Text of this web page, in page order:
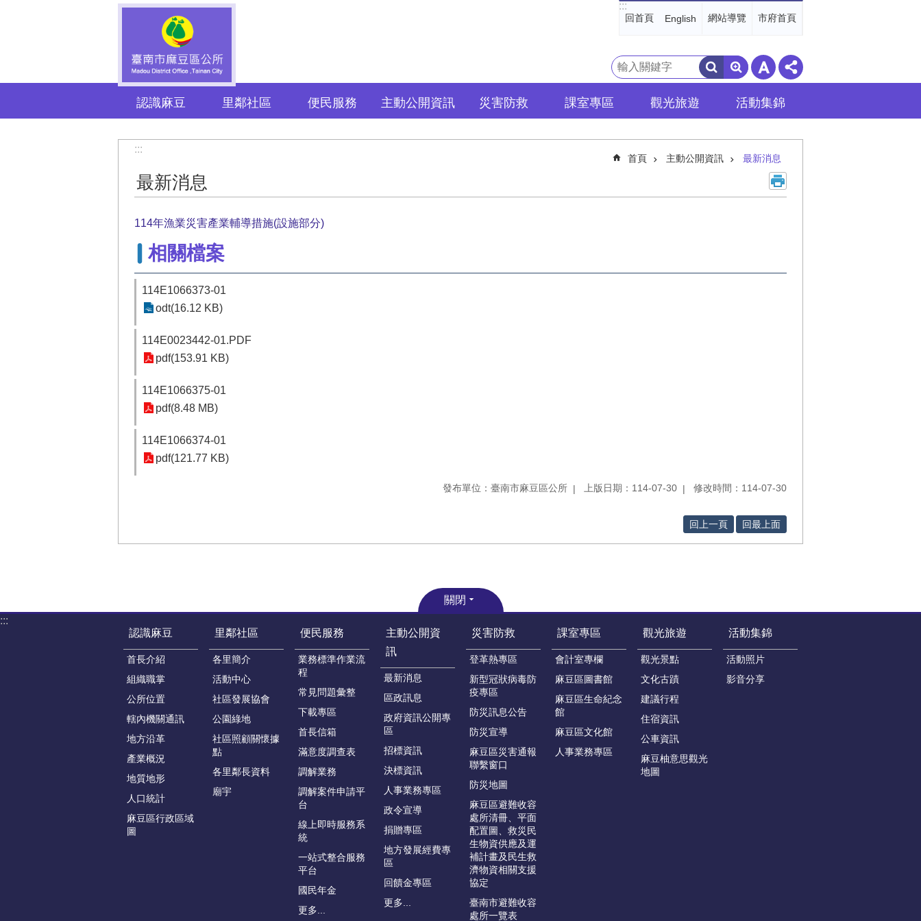
:::
回首頁 English 網站導覽 市府首頁
搜
尋
認識麻豆 里鄰社區 便民服務 主動公開資訊 災害防救 課室專區 觀光旅遊 活動集錦
:::
首頁 主動公開資訊 最新消息
最新消息
114年漁業災害產業輔導措施(設施部分)
相關檔案
114E1066373-01
odt(16.12 KB)
114E0023442-01.PDF
pdf(153.91 KB)
114E1066375-01
pdf(8.48 MB)
114E1066374-01
pdf(121.77 KB)
發布單位：臺南市麻豆區公所 上版日期：114-07-30 修改時間：114-07-30
回上一頁 回最上面
關閉
:::
認識麻豆
首長介紹
組織職掌
公所位置
轄內機關通訊
地方沿革
產業概況
地質地形
人口統計
麻豆區行政區域
圖
里鄰社區
各里簡介
活動中心
社區發展協會
公園綠地
社區照顧關懷據
點
各里鄰長資料
廟宇
便民服務
業務標準作業流
程
常見問題彙整
下載專區
首長信箱
滿意度調查表
調解業務
調解案件申請平
台
線上即時服務系
統
一站式整合服務
平台
國民年金
更多...
主動公開資
訊
最新消息
區政訊息
政府資訊公開專
區
招標資訊
決標資訊
人事業務專區
政令宣導
捐贈專區
地方發展經費專
區
回饋金專區
更多...
災害防救
登革熱專區
新型冠狀病毒防
疫專區
防災訊息公告
防災宣導
麻豆區災害通報
聯繫窗口
防災地圖
麻豆區避難收容
處所清冊、平面
配置圖、救災民
生物資供應及運
補計畫及民生救
濟物資相關支援
協定
臺南市避難收容
處所一覽表
課室專區
會計室專欄
麻豆區圖書館
麻豆區生命紀念
館
麻豆區文化館
人事業務專區
觀光旅遊
觀光景點
文化古蹟
建議行程
住宿資訊
公車資訊
麻豆柚意思觀光
地圖
活動集錦
活動照片
影音分享